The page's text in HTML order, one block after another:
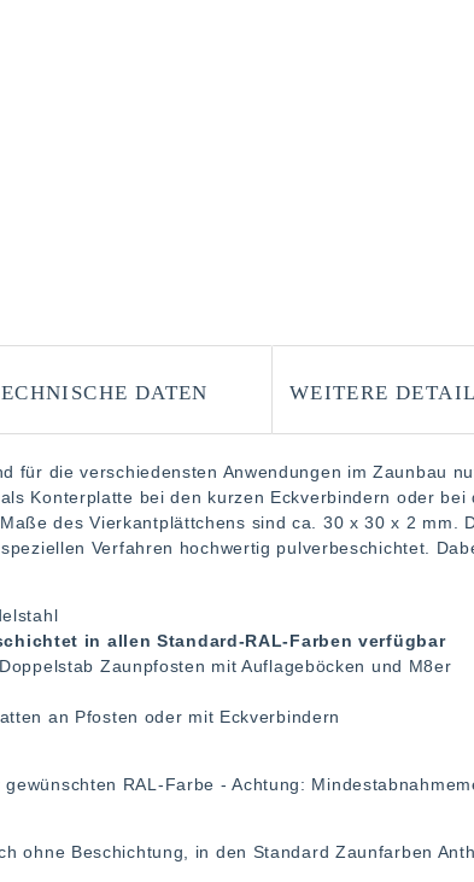
DATEN WEITERE
für die verschiedensten Anwendungen im Zaunbau
Konterplatte bei den kurzen Eckverbindern oder bei
des Vierkantplättchens sind ca. 30 x 30 x 2 mm.
Verfahren hochwertig pulverbeschichtet.
in allen Standard-RAL-Farben verfügbar
Zaunpfosten mit Auflageböcken und M8er
an Pfosten oder mit Eckverbindern
RAL-Farbe - Achtung:
ohne Beschichtung, in den Standard Zaunfarben